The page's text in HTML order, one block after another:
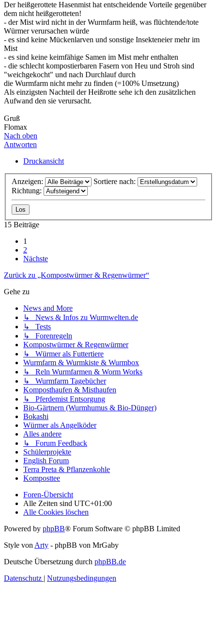
Der heißgerottete Hasenmist hat entscheidende Vorteile gegenüber
dem nicht heißgerotteten!
- der Mist wird nicht in der Wurmfarm heiß, was flüchtende/tote
Würmer verursachen würde
- es sind keine Mückenlarven und sonstige Insekteneier mehr im
Mist
- es sind keine keimfähige Samen im Mist mehr enthalten
- die schlecht kompostierbaren Fasern von Heu und Stroh sind
"weichgekocht" und nach Durchlauf durch
die Wurmfarm nicht mehr zu finden (=100% Umsetzung)
Als einzigsten Nachteil der Heißrotte sehe ich den zusätzlichen
Aufwand den sie verursacht.
Gruß
Flomax
Nach oben
Antworten
Druckansicht
Anzeigen:
Sortiere nach:
Richtung:
15 Beiträge
1
2
Nächste
Zurück zu „Kompostwürmer & Regenwürmer“
Gehe zu
News and More
↳ News & Infos zu Wurmwelten.de
↳ Tests
↳ Forenregeln
Kompostwürmer & Regenwürmer
↳ Würmer als Futtertiere
Wurmfarm & Wurmkiste & Wurmbox
↳ Reln Wurmfarmen & Worm Works
↳ Wurmfarm Tagebücher
Komposthaufen & Misthaufen
↳ Pferdemist Entsorgung
Bio-Gärtnern (Wurmhumus & Bio-Dünger)
Bokashi
Würmer als Angelköder
Alles andere
↳ Forum Feedback
Schülerprojekte
English Forum
Terra Preta & Pflanzenkohle
Komposttee
Foren-Übersicht
Alle Zeiten sind UTC+01:00
Alle Cookies löschen
Powered by phpBB® Forum Software © phpBB Limited
Style von Arty - phpBB von MrGaby
Deutsche Übersetzung durch phpBB.de
Datenschutz | Nutzungsbedingungen